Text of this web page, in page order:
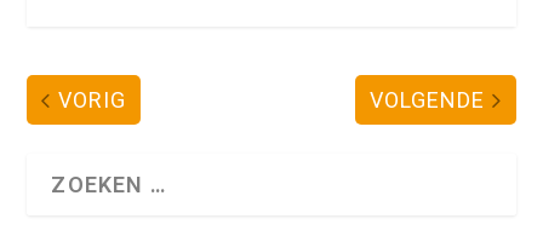
VORIG VOLGENDE